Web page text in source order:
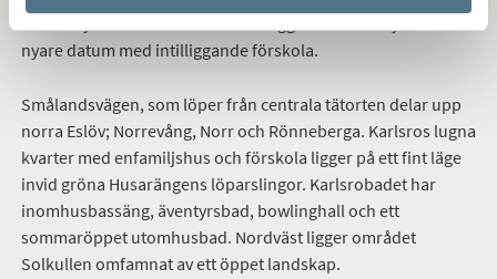
nyare datum med intilliggande förskola.
Smålandsvägen, som löper från centrala tätorten delar upp
norra Eslöv; Norrevång, Norr och Rönneberga. Karlsros lugna
kvarter med enfamiljshus och förskola ligger på ett fint läge
invid gröna Husarängens löparslingor. Karlsrobadet har
inomhusbassäng, äventyrsbad, bowlinghall och ett
sommaröppet utomhusbad. Nordväst ligger området
Solkullen omfamnat av ett öppet landskap.